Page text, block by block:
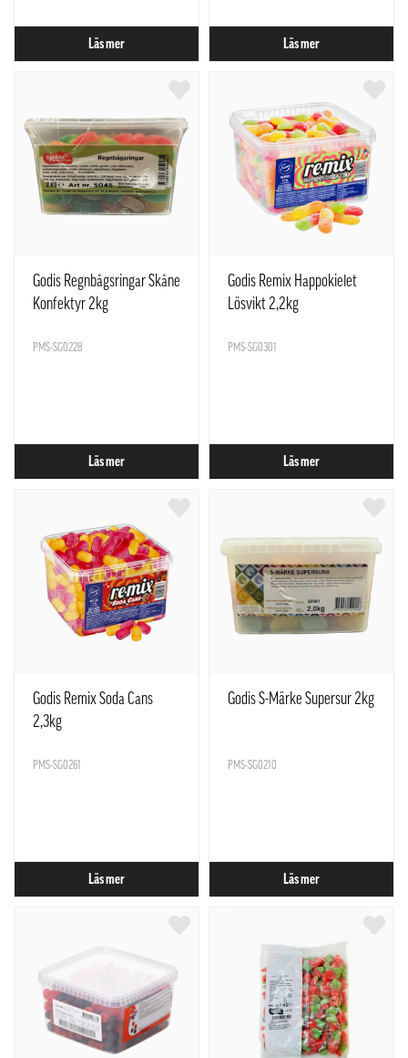
Läs mer Läs mer
Godis Regnbågsringar Skåne
Konfektyr 2kg
PMS-SG0228
Läs mer
Godis Remix Happokielet
Lösvikt 2,2kg
PMS-SG0301
Läs mer
Godis Remix Soda Cans
2,3kg
PMS-SG0261
Läs mer
Godis S-Märke Supersur 2kg
PMS-SG0210
Läs mer